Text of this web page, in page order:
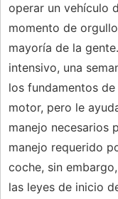
operar un vehículo
momento de
mayoría de la
intensivo, una
los fundamentos
motor, pero le
manejo necesarios
manejo requerido
coche, sin
las leyes de inicio